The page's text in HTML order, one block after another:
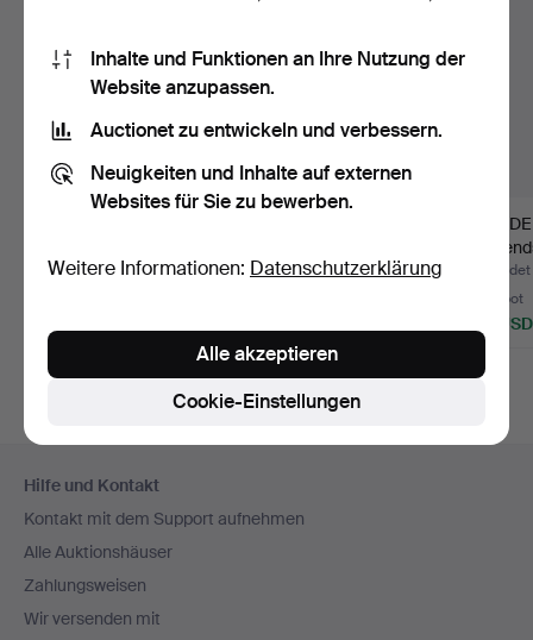
GUNNARSSON.
Beendet 4. Aug 2026
"Essungastaken"…
Beendet 9. Jul 2026
1 Gebot
32 USD
Navigation
Hilfe und Kontakt
Kontakt mit dem Support aufnehmen
Alle Auktionshäuser
Zahlungsweisen
Wir versenden mit
Inhalte und Funktionen an Ihre Nutzung der
Website anzupassen.
Auctionet zu entwickeln und verbessern.
Neuigkeiten und Inhalte auf externen
Websites für Sie zu bewerben.
Weitere Informationen: Datenschutzerklärung
Cookie-Einstellungen
Alle akzeptieren